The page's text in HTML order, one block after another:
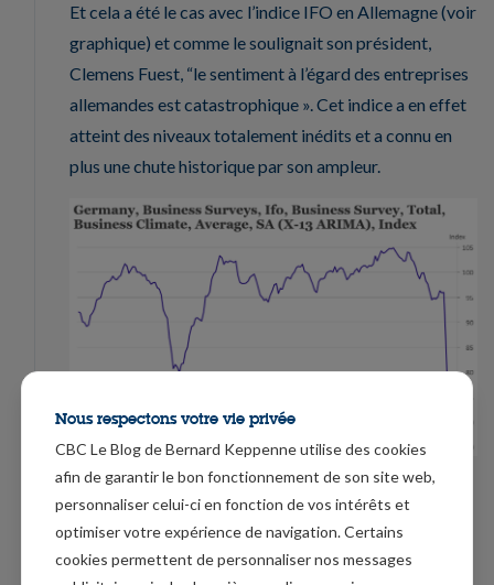
Et cela a été le cas avec l’indice IFO en Allemagne (voir
graphique) et comme le soulignait son président,
Clemens Fuest, “le sentiment à l’égard des entreprises
allemandes est catastrophique ». Cet indice a en effet
atteint des niveaux totalement inédits et a connu en
plus une chute historique par son ampleur.
De chute, il en est aussi question pour les ventes de
détail en Grande-Bretagne pour le mois de mars, mais
qui n’est encore qu’un avant-goût d’un chiffre attendu
Nous respectons votre vie privée
CBC Le Blog de Bernard Keppenne utilise des cookies
afin de garantir le bon fonctionnement de son site web,
personnaliser celui-ci en fonction de vos intérêts et
optimiser votre expérience de navigation. Certains
cookies permettent de personnaliser nos messages